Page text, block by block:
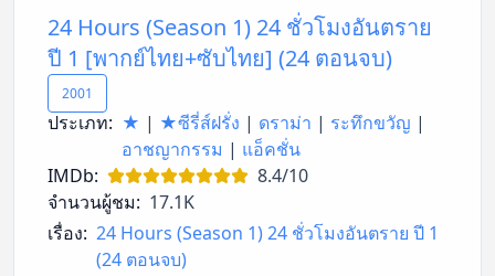
24 Hours (Season 1) 24 ชั่วโมงอันตราย
ปี 1 [พากย์ไทย+ซับไทย] (24 ตอนจบ)
2001
ประเภท: ★ | ★ซีรี่ส์ฝรั่ง | ดราม่า | ระทึกขวัญ |
อาชญากรรม | แอ็คชั่น
IMDb:
8.4/10
จำนวนผู้ชม: 17.1K
เรื่อง: 24 Hours (Season 1) 24 ชั่วโมงอันตราย ปี 1
(24 ตอนจบ)